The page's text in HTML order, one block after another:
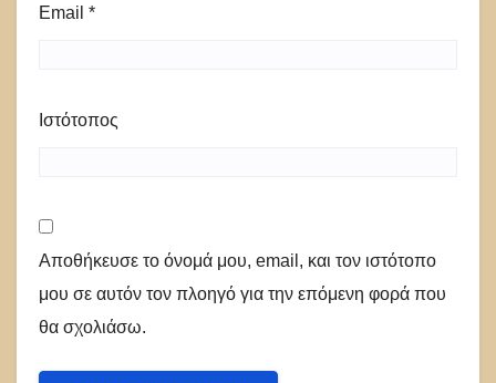
Email *
Ιστότοπος
Αποθήκευσε το όνομά μου, email, και τον ιστότοπο
μου σε αυτόν τον πλοηγό για την επόμενη φορά που
θα σχολιάσω.